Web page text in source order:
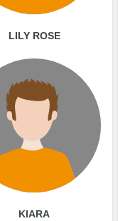
LILY ROSE
KIARA